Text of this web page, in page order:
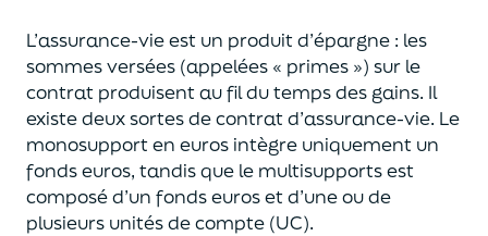
L’assurance-vie est un produit d’épargne : les
sommes versées (appelées « primes ») sur le
contrat produisent au fil du temps des gains. Il
existe deux sortesde contrat d’assurance-vie. Le
monosupport en euros intègre uniquement un
fonds euros, tandis que le multisupports est
composé d’un fonds euros et d’une ou de
plusieurs unités de compte (UC).